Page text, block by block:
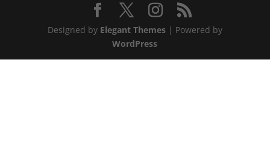
Designed by Elegant Themes| Powered by
WordPress